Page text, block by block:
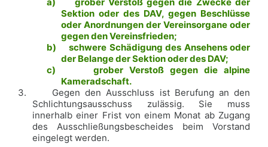
Sektion oder des DAV, gegen Beschlüsse
oder Anordnungen der Vereinsorgane oder
gegen den Vereinsfrieden;
b)
schwere Schädigung des Ansehens oder
der Belange der Sektion oder des DAV;
c)
grober Verstoß gegen die alpine
Kameradschaft.
3.
Gegen den Ausschluss ist Berufung an den
Schlichtungsausschuss zulässig. Sie muss
innerhalb einer Frist von einem Monat ab Zugang
des Ausschließungsbescheides beim Vorstand
eingelegt werden.